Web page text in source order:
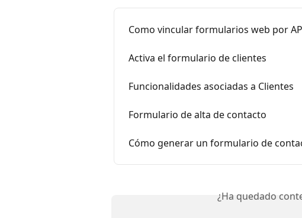
Como vincular formularios web por
Activa el formulario de clientes
Funcionalidades asociadas a Clientes
Formulario de alta de contacto
Cómo generar un formulario de
¿Ha quedado